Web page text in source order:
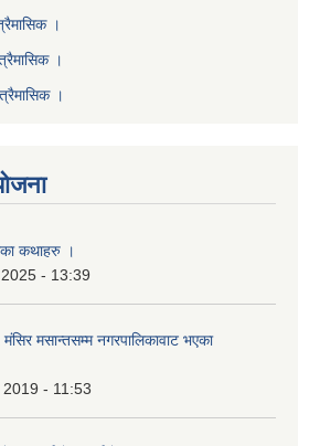
।
।
।
कथाहरु ।
- 13:39
मसान्तसम्म नगरपालिकावाट भएका
- 11:53